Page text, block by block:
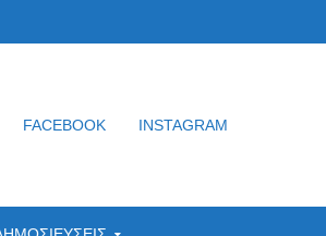
FACEBOOK INSTAGRAM